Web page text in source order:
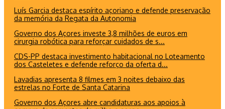
Luís Garcia destaca espírito açoriano e defende preservação
da memória da Regata da Autonomia
Governo dos Açores investe 3,8 milhões de euros em
cirurgia robótica para reforçar cuidados de s...
CDS-PP destaca investimento habitacional no Loteamento
dos Casteletes e defende reforço da oferta d...
Lavadias apresenta 8 filmes em 3 noites debaixo das
estrelas no Forte de Santa Catarina
Governo dos Açores abre candidaturas aos apoios à